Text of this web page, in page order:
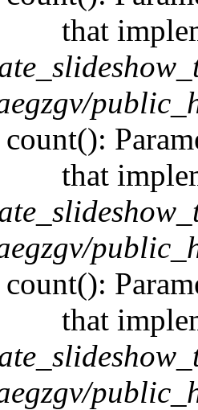
that
count():
that
count():
that